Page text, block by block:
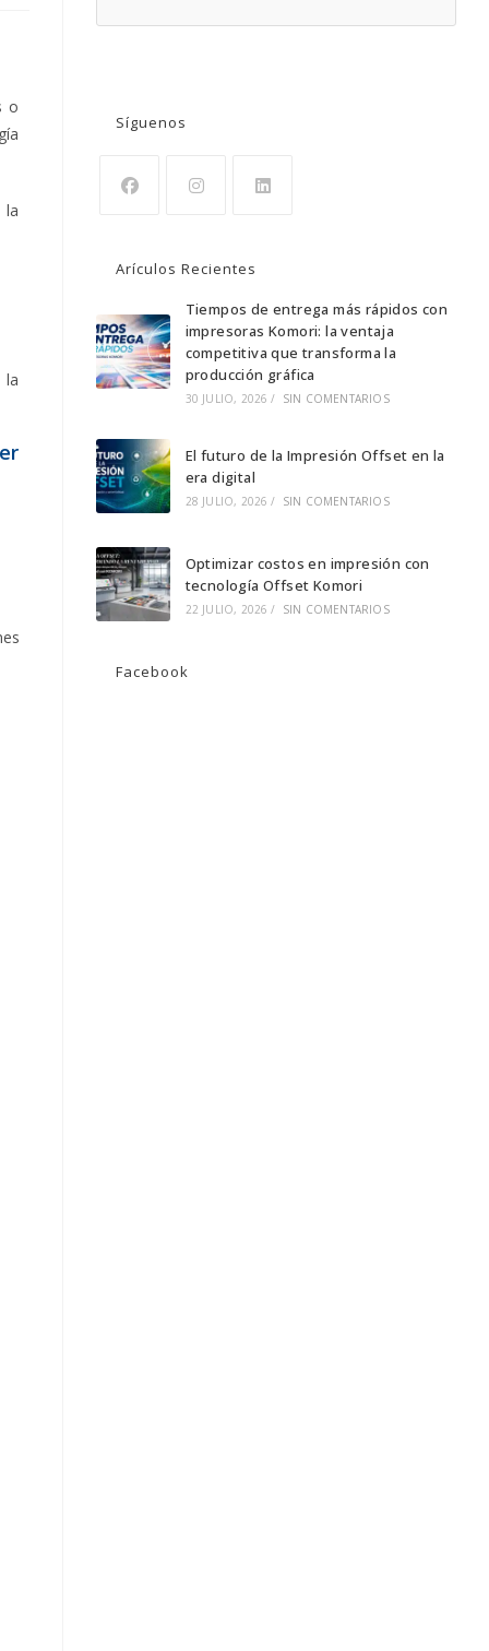
o
la
la
Síguenos
Arículos Recientes
Tiempos de entrega más rápidos con
impresoras Komori: la ventaja
competitiva que transforma la
producción gráfica
30 JULIO, 2026 / SIN COMENTARIOS
El futuro de la Impresión Offset en la
era digital
28 JULIO, 2026 / SIN COMENTARIOS
Optimizar costos en impresión con
tecnología Offset Komori
22 JULIO, 2026 / SIN COMENTARIOS
Facebook